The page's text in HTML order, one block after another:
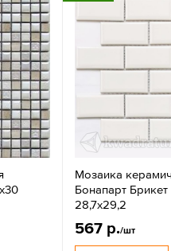
Мозаика
Бонапарт
28,7х29,2
567 р./шт